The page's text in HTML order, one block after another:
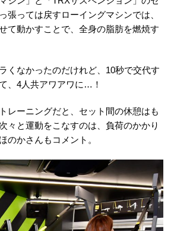
張っては戻すローイングマシンでは、
て動かすことで、全身の脂肪を燃焼す
くなかったのだけれど、10秒で交代す
、4人共アワアワに…！
レーニングだと、セット間の休憩はも
々と運動をこなすのは、負荷のかかり
のかさんもコメント。